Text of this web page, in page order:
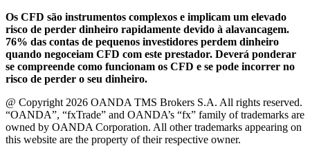
Os CFD são instrumentos complexos e implicam um elevado
risco de perder dinheiro rapidamente devido à alavancagem.
76% das contas de pequenos investidores perdem dinheiro
quando negoceiam CFD com este prestador. Deverá ponderar
se compreende como funcionam os CFD e se pode incorrer no
risco de perder o seu dinheiro.
@ Copyright 2026 OANDA TMS Brokers S.A. All rights reserved.
“OANDA”, “fxTrade” and OANDA’s “fx” family of trademarks are
owned by OANDA Corporation. All other trademarks appearing on
this website are the property of their respective owner.